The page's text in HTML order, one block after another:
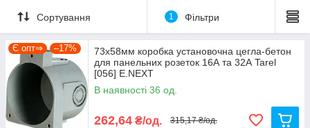
Сортування 1 Фільтри
Є опт⇒ –17%
73х58мм коробка установочна цегла-бетон
для панельних розеток 16А та 32А Tarel
[056] E.NEXT
В наявності 36 од.
262,64 ₴/од. 315,17 ₴/од.